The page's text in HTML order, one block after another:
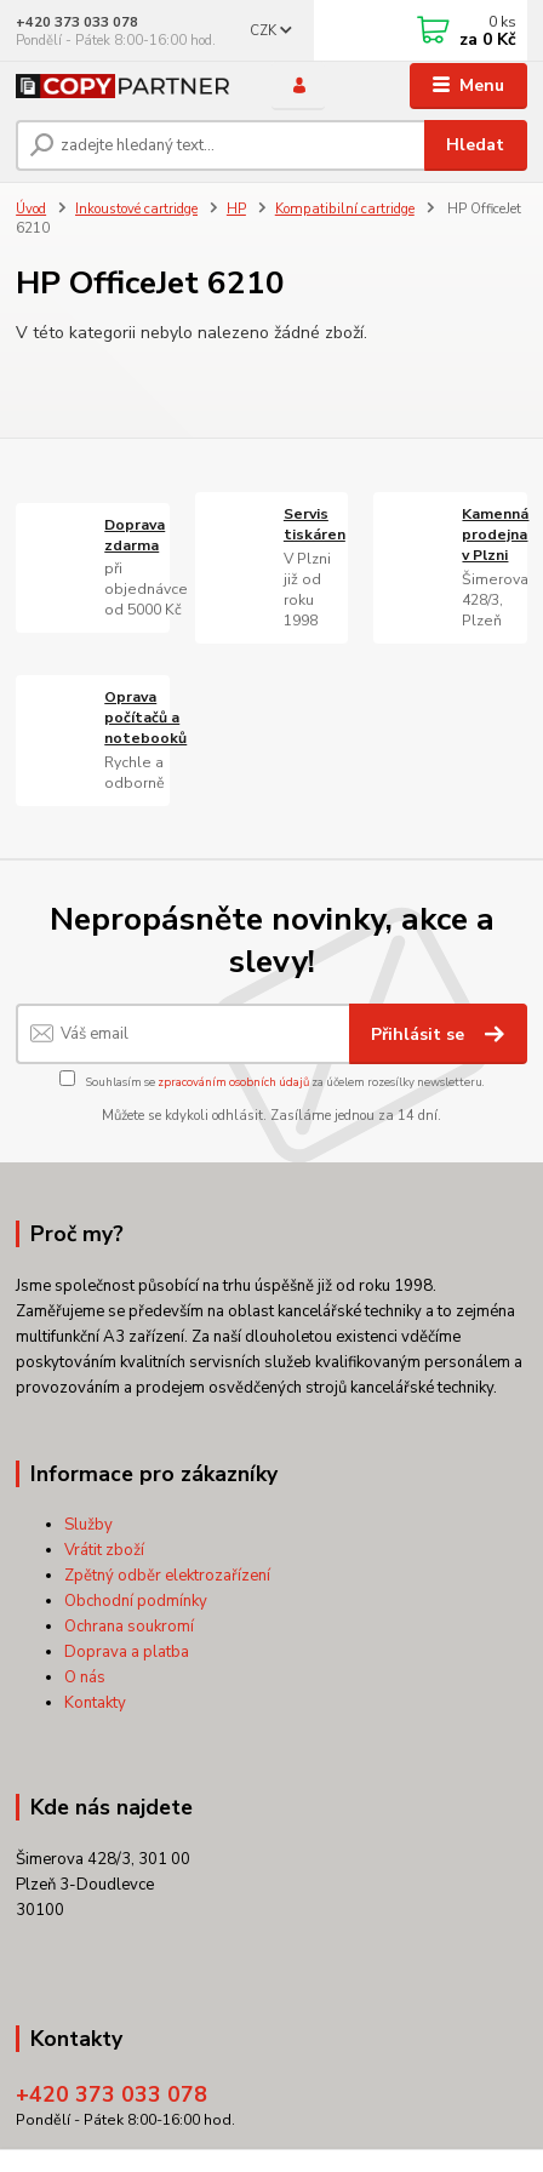
Menu
CZK
Hledat
+420 373 033 078
Pondělí - Pátek 8:00-16:00 hod.
0 ks
za 0 Kč
Úvod Inkoustové cartridge HP Kompatibilní cartridge
HP OfficeJet
6210
HP OfficeJet 6210
V této kategorii nebylo nalezeno žádné zboží.
Doprava
zdarma
při
objednávce
od 5000 Kč
Servis
tiskáren
V Plzni
již od
roku
1998
Kamenná
prodejna
v Plzni
Šimerova
428/3,
Plzeň
Oprava
počítačů a
notebooků
Rychle a
odborně
Nepropásněte novinky, akce a
slevy!
Přihlásit se
Souhlasím se zpracováním osobních údajůza účelem rozesílky newsletteru.
Můžete se kdykoli odhlásit. Zasíláme jednou za 14 dní.
Proč my?
Jsme společnost působící na trhu úspěšně již od roku 1998.
Zaměřujeme se především na oblast kancelářské techniky a to zejména
multifunkční A3 zařízení. Za naší dlouholetou existenci vděčíme
poskytováním kvalitních servisních služeb kvalifikovaným personálem a
provozováním a prodejem osvědčených strojů kancelářské techniky.
Informace pro zákazníky
Služby
Vrátit zboží
Zpětný odběr elektrozařízení
Obchodní podmínky
Ochrana soukromí
Doprava a platba
O nás
Kontakty
Kde nás najdete
Šimerova 428/3, 301 00
Plzeň 3-Doudlevce
30100
Kontakty
+420 373 033 078
Pondělí - Pátek 8:00-16:00 hod.